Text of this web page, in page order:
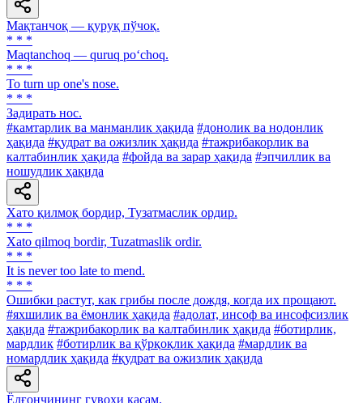
Мақтанчоқ — қуруқ пўчоқ.
* * *
Maqtanchoq — quruq po‘choq.
* * *
To turn up one's nose.
* * *
Задирать нос.
#камтарлик ва манманлик ҳақида #донолик ва нодонлик
ҳақида #қудрат ва ожизлик ҳақида #тажрибакорлик ва
калтабинлик ҳақида #фойда ва зарар ҳақида #эпчиллик ва
ношудлик ҳақида
Хато қилмоқ бордир, Тузатмаслик ордир.
* * *
Xato qilmoq bordir, Tuzatmaslik ordir.
* * *
It is never too late to mend.
* * *
Ошибки растут, как грибы после дождя, когда их прощают.
#яхшилик ва ёмонлик ҳақида #адолат, инсоф ва инсофсизлик
ҳақида #тажрибакорлик ва калтабинлик ҳақида #ботирлик,
мардлик #ботирлик ва қўрқоқлик ҳақида #мардлик ва
номардлик ҳақида #қудрат ва ожизлик ҳақида
Ёлғончининг гувоҳи қасам.